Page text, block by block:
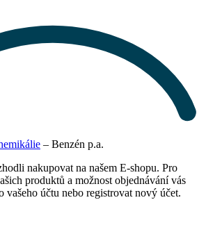
– Benzén p.a.
nakupovat na našem E-shopu. Pro
produktů a možnost objednávání vás
vašeho účtu nebo registrovat nový účet.